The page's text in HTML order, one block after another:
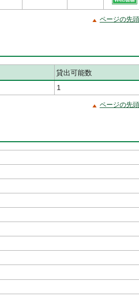
ページの先
貸出可能数
1
ページの先